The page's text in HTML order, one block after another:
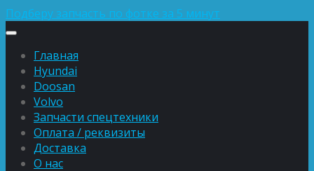
Подберу запчасть по фотке за 5 минут
Главная
Hyundai
Doosan
Volvo
Запчасти спецтехники
Оплата / реквизиты
Доставка
О нас